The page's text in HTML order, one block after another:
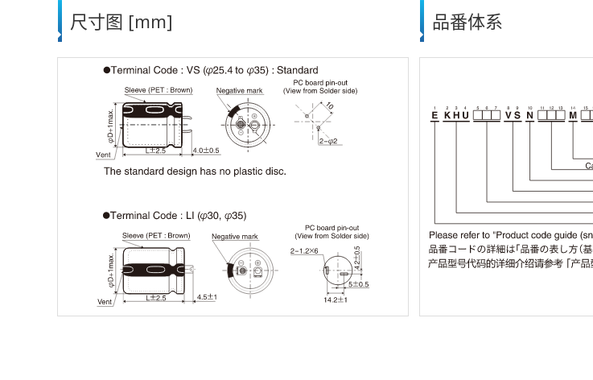
尺寸图 [mm] 品番体系